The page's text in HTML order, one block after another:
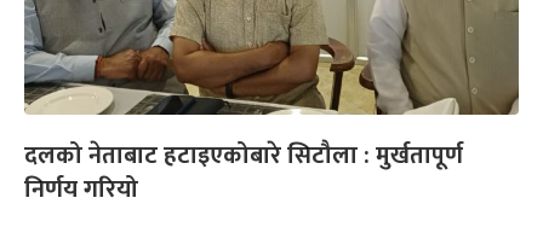
दलको नेताबाट हटाइएकोबारे सिटौला : मुर्खतापूर्ण
निर्णय गरियो